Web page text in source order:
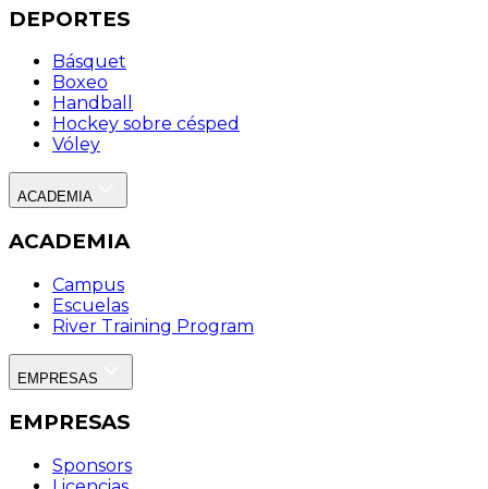
DEPORTES
Básquet
Boxeo
Handball
Hockey sobre césped
Vóley
ACADEMIA
ACADEMIA
Campus
Escuelas
River Training Program
EMPRESAS
EMPRESAS
Sponsors